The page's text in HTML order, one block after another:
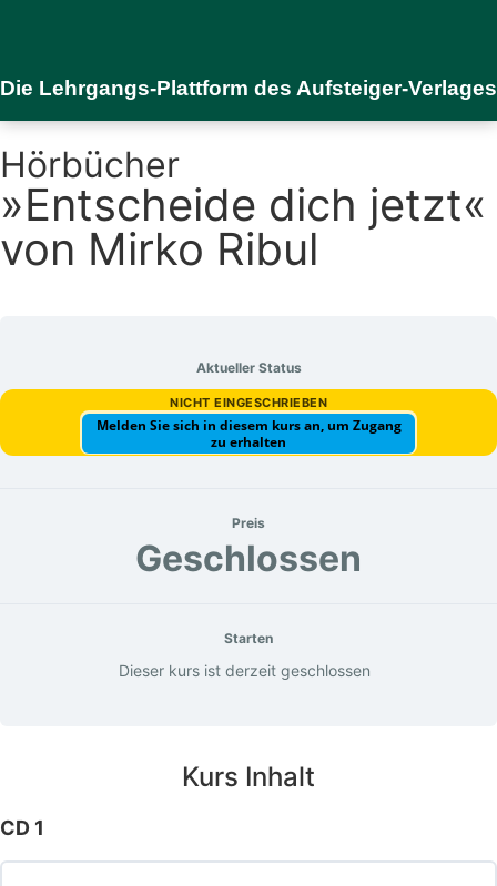
Die Lehrgangs-Plattform des Aufsteiger-Verlages
Hörbücher
»Entscheide dich jetzt«
von Mirko Ribul
Aktueller Status
NICHT EINGESCHRIEBEN
Melden Sie sich in diesem kurs an, um Zugang
zu erhalten
Preis
Geschlossen
Starten
Dieser kurs ist derzeit geschlossen
Kurs Inhalt
CD 1